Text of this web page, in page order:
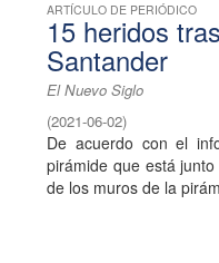
ARTÍCULO DE PERIÓDICO
15 heridos
Santander
El Nuevo Siglo
(2021-06-02)
De acuerdo con el
pirámide que está
de los muros de la